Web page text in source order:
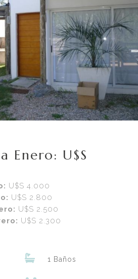
Enero: U$S
U$S 4.000
U$S 2.800
U$S 2.500
U$S 2.300
1 Baños